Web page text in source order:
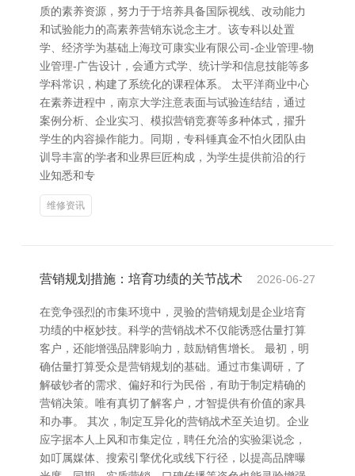
质的素养资源，努力于于培养具备国际视线、改动能力
和试验能力的高素养营销东说念主才。该专科以处置
学、经济学为基础上海玟可康实业有限公司-企业管理-物
业管理-广告设计，会通方式学、统计学和信息技能等多
学科常识，构建了系统化的课程体系。 太平洋商业中心
在素养进程中，南京大学注意表面与试验连结结，通过
案例分析、企业实习、模拟营销竞赛等多种体式，擢升
学生的内容操作能力。同期，专科锤真金不怕火团队由
训导丰富的学者和业界巨匠构成，为学生提供前沿的行
业知悉和专
维修资讯
营销规划措施：培育功绩的关节战术 2026-06-27
在竞争强烈的市集环境中，灵验的营销规划是企业培育
功绩的中枢妙技。科学的营销战术不仅能诱惑估量打算
客户，还能增强品牌影响力，鼓励销售增长。 最初，明
确估量打算受众是营销规划的基础。通过市集调研，了
解破钞者的需求、偏好和行为民俗，有助于制定精确的
营销决策。唯有真切了解客户，才智提供有价值的家具
和办事。 其次，制定互异化的营销战术至关迫切。企业
应字据本人上风和市集定位，聘任允洽的实验渠说念，
如叮属媒体、搜索引擎优化或线下行径，以提高品牌曝